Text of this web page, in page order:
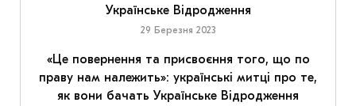
Українське Відродження
29 Березня 2023
«Це повернення та присвоєння того, що по
праву нам належить»: українські митці про те,
як вони бачать Українське Відродження